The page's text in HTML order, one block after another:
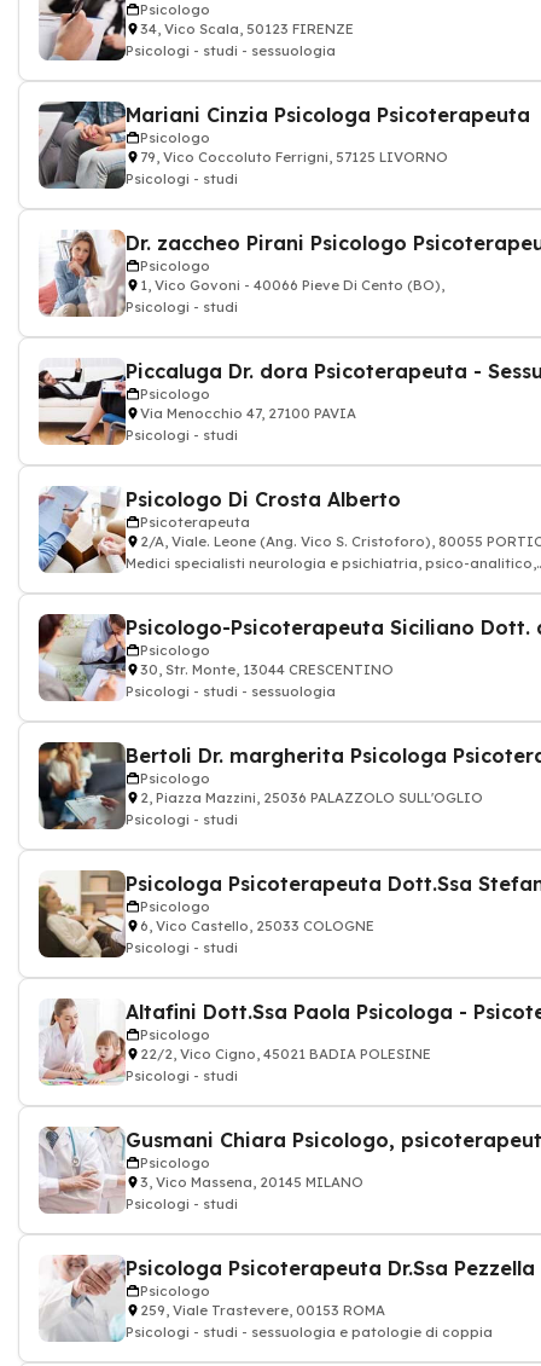
Psicologo
34, Vico Scala, 50123 FIRENZE
Psicologi - studi - sessuologia
Mariani Cinzia Psicologa Psicoterapeuta
Psicologo
79, Vico Coccoluto Ferrigni, 57125 LIVORNO
Psicologi - studi
Dr. zaccheo Pirani Psicologo
Psicologo
1, Vico Govoni - 40066 Pieve Di Cento (BO),
Psicologi - studi
Psicologo
Via Menocchio 47, 27100 PAVIA
Psicologi - studi
Psicologo Di Crosta Alberto
Psicoterapeuta
2/A, Viale. Leone (Ang. Vico S. Cristoforo), 80055
Medici specialisti neurologia e psichiatria, psico-analitico,
Psicologo
30, Str. Monte, 13044 CRESCENTINO
Psicologi - studi - sessuologia
Psicologo
2, Piazza Mazzini, 25036 PALAZZOLO SULL'OGLIO
Psicologi - studi
Psicologo
6, Vico Castello, 25033 COLOGNE
Psicologi - studi
Psicologo
22/2, Vico Cigno, 45021 BADIA POLESINE
Psicologi - studi
Psicologo
3, Vico Massena, 20145 MILANO
Psicologi - studi
Psicologo
259, Viale Trastevere, 00153 ROMA
Psicologi - studi - sessuologia e patologie di coppia